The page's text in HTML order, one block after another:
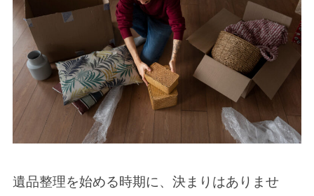
遺品整理を始める時期に、決まりはありませ